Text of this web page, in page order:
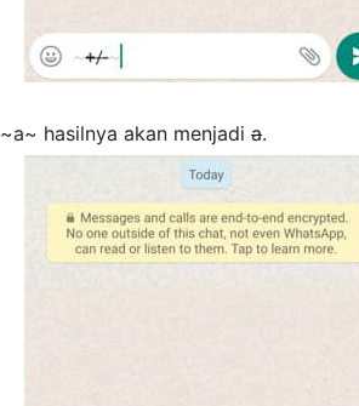
~a~ hasilnya akan menjadi a.